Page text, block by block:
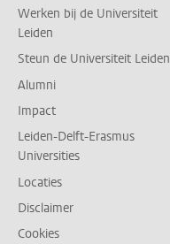
Werken bij de Universiteit
Leiden
Steun de Universiteit Leiden
Alumni
Impact
Leiden-Delft-Erasmus
Universities
Locaties
Disclaimer
Cookies